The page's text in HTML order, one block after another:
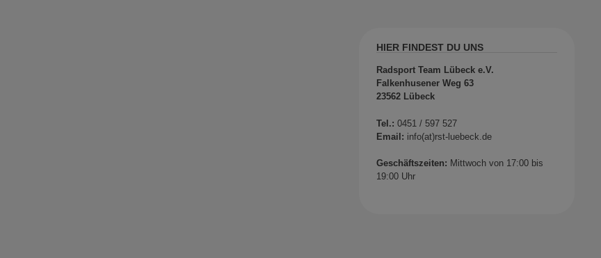
HIER FINDEST DU UNS
Radsport Team Lübeck e.V.
Falkenhusener Weg 63
23562 Lübeck
Tel.: 0451 / 597 527
Email: info(at)rst-luebeck.de
Geschäftszeiten: Mittwoch von 17:00 bis
19:00 Uhr